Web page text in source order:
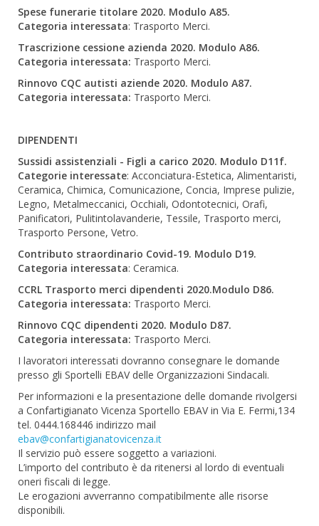
Spese funerarie titolare 2020. Modulo A85.
Categoria interessata: Trasporto Merci.
Trascrizione cessione azienda 2020. Modulo A86.
Categoria interessata: Trasporto Merci.
Rinnovo CQC autisti aziende 2020. Modulo A87.
Categoria interessata: Trasporto Merci.
DIPENDENTI
Sussidi assistenziali - Figli a carico 2020. Modulo D11f.
Categorie interessate: Acconciatura-Estetica, Alimentaristi,
Ceramica, Chimica, Comunicazione, Concia, Imprese pulizie,
Legno, Metalmeccanici, Occhiali, Odontotecnici, Orafi,
Panificatori, Pulitintolavanderie, Tessile, Trasporto merci,
Trasporto Persone, Vetro.
Contributo straordinario Covid-19. Modulo D19.
Categoria interessata: Ceramica.
CCRL Trasporto merci dipendenti 2020.Modulo D86.
Categoria interessata: Trasporto Merci.
Rinnovo CQC dipendenti 2020. Modulo D87.
Categoria interessata: Trasporto Merci.
I lavoratori interessati dovranno consegnare le domande
presso gli Sportelli EBAV delle Organizzazioni Sindacali.
Per informazioni e la presentazione delle domande rivolgersi
a Confartigianato Vicenza Sportello EBAV in Via E. Fermi,134
tel. 0444.168446 indirizzo mail
ebav@confartigianatovicenza.it
Il servizio può essere soggetto a variazioni.
L’importo del contributo è da ritenersi al lordo di eventuali
oneri fiscali di legge.
Le erogazioni avverranno compatibilmente alle risorse
disponibili.